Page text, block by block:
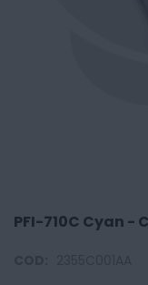
PFI-710C Cyan